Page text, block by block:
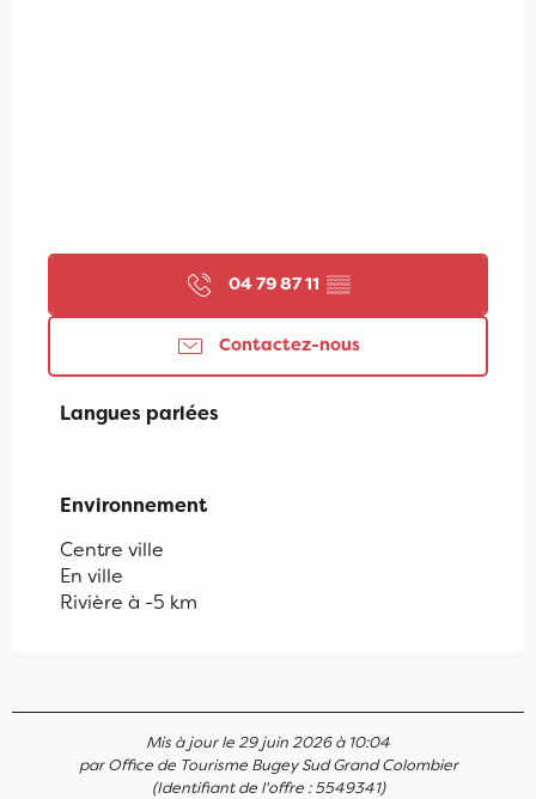
04 79 87 11 ▒▒
Contactez-nous
Langues parlées
Langues parlées
Environnement
Environnement
Centre ville
En ville
Rivière à -5 km
Mis à jour le 29 juin 2026 à 10:04
par Office de Tourisme Bugey Sud Grand Colombier
(Identifiant de l'offre :5549341)